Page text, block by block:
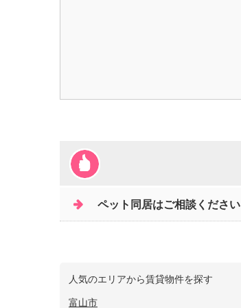
ペット同居はご相談ください
人気のエリアから賃貸物件を探す
富山市